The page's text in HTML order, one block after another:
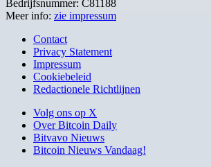
Bedrijfsnummer: C81188
Meer info: zie impressum
Contact
Privacy Statement
Impressum
Cookiebeleid
Redactionele Richtlijnen
Volg ons op X
Over Bitcoin Daily
Bitvavo Nieuws
Bitcoin Nieuws Vandaag!